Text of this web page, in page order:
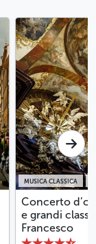
MUSICA CLASSICA
Concerto
e grandi
Francesco